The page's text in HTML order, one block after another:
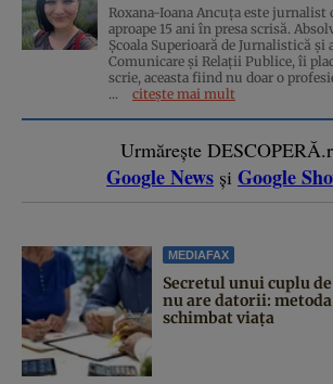
Roxana-Ioana Ancuța este jurnalist
aproape 15 ani în presa scrisă.
Școala Superioară de Jurnalistică și
Comunicare și Relații Publice, îi
scrie, aceasta fiind nu doar o
...
citește mai mult
Urmărește
Google News și Google
MEDIAFAX
Secretul unui cuplu
nu are datorii:
schimbat viața